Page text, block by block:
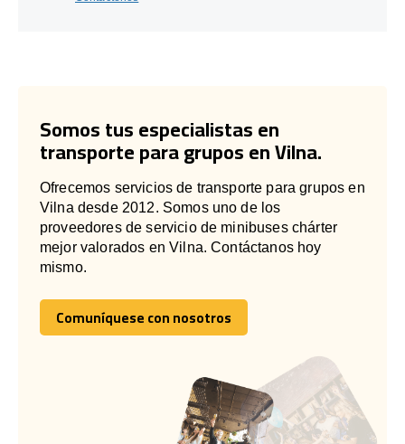
Somos tus especialistas en
transporte para grupos en Vilna.
Ofrecemos servicios de transporte para grupos en
Vilna desde 2012. Somos uno de los
proveedores de servicio de minibuses chárter
mejor valorados en Vilna. Contáctanos hoy
mismo.
Comuníquese con nosotros
Comuníquese con nosotros